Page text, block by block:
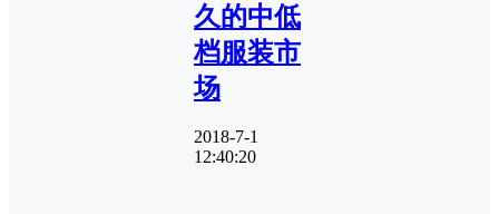
久的中低
档服装市
场
2018-7-1
12:40:20